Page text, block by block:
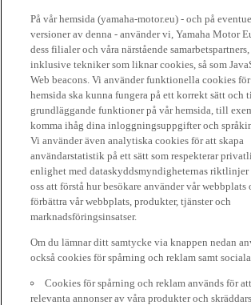
På vår hemsida (yamaha-motor.eu) - och på
versioner av denna - använder vi, Yamaha Motor
dess filialer och våra närstående
inklusive tekniker som liknar cookies, så som
Web beacons. Vi använder funktionella cookies
hemsida ska kunna fungera på ett korrekt sätt och
grundläggande funktioner på vår hemsida, till
komma ihåg dina inloggningsuppgifter och
Vi använder även analytiska cookies för att skapa
användarstatistik på ett sätt som respekterar
enlighet med dataskyddsmyndigheternas
oss att förstå hur besökare använder vår webbplats
förbättra vår webbplats, produkter, tjänster och
marknadsföringsinsatser.
Om du lämnar ditt samtycke via knappen nedan
också cookies för spårning och reklam samt
Cookies för spårning och reklam används för
relevanta annonser av våra produkter och